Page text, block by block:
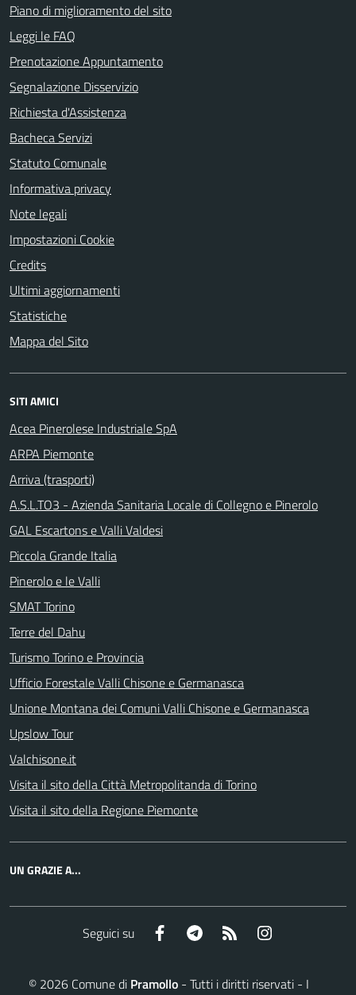
Piano di miglioramento del sito
Leggi le FAQ
Prenotazione Appuntamento
Segnalazione Disservizio
Richiesta d'Assistenza
Bacheca Servizi
Statuto Comunale
Informativa privacy
Note legali
Impostazioni Cookie
Credits
Ultimi aggiornamenti
Statistiche
Mappa del Sito
SITI AMICI
Acea Pinerolese Industriale SpA
ARPA Piemonte
Arriva (trasporti)
A.S.L.TO3 - Azienda Sanitaria Locale di Collegno e Pinerolo
GAL Escartons e Valli Valdesi
Piccola Grande Italia
Pinerolo e le Valli
SMAT Torino
Terre del Dahu
Turismo Torino e Provincia
Ufficio Forestale Valli Chisone e Germanasca
Unione Montana dei Comuni Valli Chisone e Germanasca
Upslow Tour
Valchisone.it
Visita il sito della Città Metropolitanda di Torino
Visita il sito della Regione Piemonte
UN GRAZIE A...
Seguici su Facebook Telegram RSS
© 2026Comune di Pramollo- Tutti i diritti riservati - I